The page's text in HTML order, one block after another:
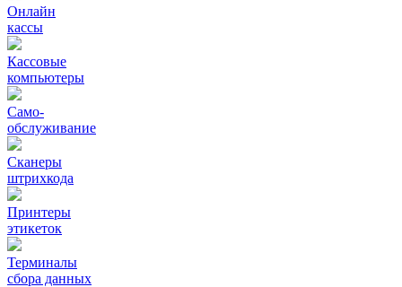
Онлайн
кассы
Кассовые
компьютеры
Само-
обслуживание
Сканеры
штрихкода
Принтеры
этикеток
Терминалы
сбора данных